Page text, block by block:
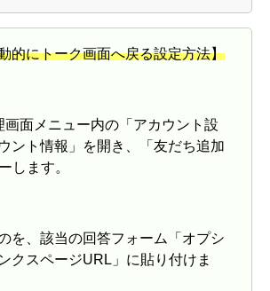
的にトーク画面へ戻る設定方法】
画面メニュー内の「アカウント設
ント情報」を開き、「友だち追加
します。
を、該当の回答フォーム「オプシ
クスページURL」に貼り付けま